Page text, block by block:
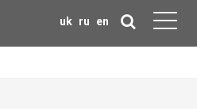
uk ru en